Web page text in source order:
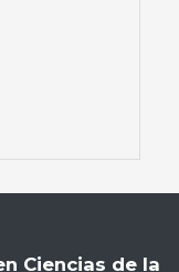
Ciencias de la